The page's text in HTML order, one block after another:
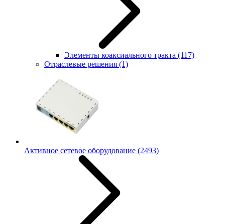
Элементы коаксиального тракта (117)
Отраслевые решения (1)
Активное сетевое оборудование (2493)